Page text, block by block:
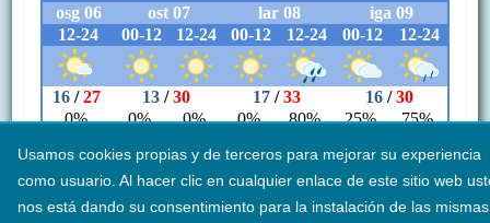
Usamos cookies propias y de terceros para mejorar su experiencia
como usuario. Al hacer clic en cualquier enlace de este sitio web
nos está dando su consentimiento para la instalación de las mismas